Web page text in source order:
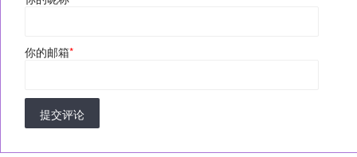
你的邮箱*
提交评论